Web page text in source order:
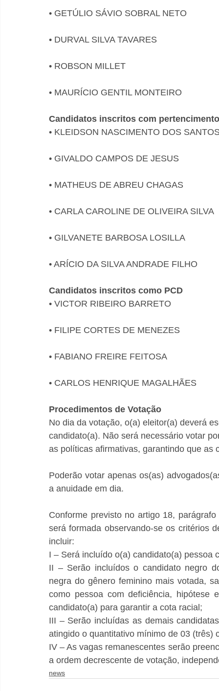
• GETÚLIO SÁVIO SOBRAL NETO
• DURVAL SILVA TAVARES
• ROBSON MILLET
• MAURÍCIO GENTIL MONTEIRO
Candidatos inscritos com
• KLEIDSON NASCIMENTO DOS
• GIVALDO CAMPOS DE JESUS
• MATHEUS DE ABREU CHAGAS
• CARLA CAROLINE DE OLIVEIRA SILVA
• GILVANETE BARBOSA LOSILLA
• ARÍCIO DA SILVA ANDRADE FILHO
Candidatos inscritos como PCD
• VICTOR RIBEIRO BARRETO
• FILIPE CORTES DE MENEZES
• FABIANO FREIRE FEITOSA
• CARLOS HENRIQUE MAGALHÃES
Procedimentos de Votação
No dia da votação, o(a) eleitor(a) deverá
candidato(a). Não será necessário votar
as políticas afirmativas, garantindo que as
Poderão votar apenas os(as)
a anuidade em dia.
Conforme previsto no artigo 18,
será formada observando-se os critérios
incluir:
I – Será incluído o(a) candidato(a) pessoa
II – Serão incluídos o candidato negro
negra do gênero feminino mais votada,
como pessoa com deficiência, hipótese
candidato(a) para garantir a cota racial;
III – Serão incluídas as demais
atingido o quantitativo mínimo de 03 (três)
IV – As vagas remanescentes serão
a ordem decrescente de votação,
news